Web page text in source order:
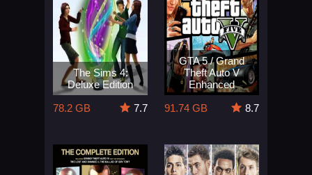
The Sims 4:
Deluxe Edition
78.2 GB
7.7
GTA 5 / Grand
Theft Auto V
Enhanced
91.74 GB
8.7